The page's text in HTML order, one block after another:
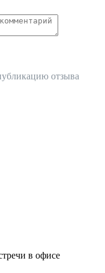
отзыва
в офисе